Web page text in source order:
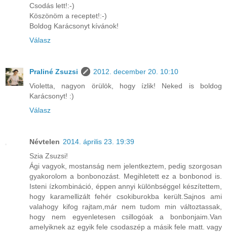
Csodás lett!:-)
Köszönöm a receptet!:-)
Boldog Karácsonyt kívánok!
Válasz
Praliné Zsuzsi
2012. december 20. 10:10
Violetta, nagyon örülök, hogy ízlik! Neked is boldog
Karácsonyt! :)
Válasz
Névtelen 2014. április 23. 19:39
Szia Zsuzsi!
Ági vagyok, mostanság nem jelentkeztem, pedig szorgosan
gyakorolom a bonbonozást. Megihletett ez a bonbonod is.
Isteni ízkombináció, éppen annyi különbséggel készítettem,
hogy karamellizált fehér csokiburokba került.Sajnos ami
valahogy kifog rajtam,már nem tudom min változtassak,
hogy nem egyenletesen csillogóak a bonbonjaim.Van
amelyiknek az egyik fele csodaszép a másik fele matt. vagy